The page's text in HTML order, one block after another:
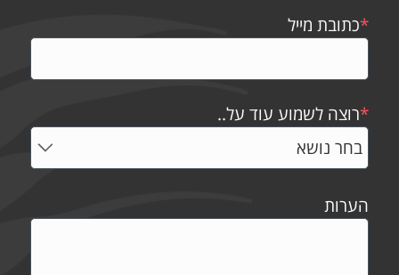
*כתובת מייל
*רוצה לשמוע עוד על..
הערות